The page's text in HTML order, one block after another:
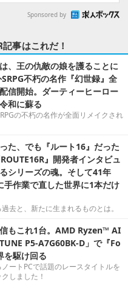
Sponsored by
事はこれだ！
、王の仇敵の娘を護ることに
不朽の名作『幻世録』全
信開始。ダーティーヒーロー
和に蘇る
の不朽の名作が全面リメイクされ
た、でも『ルート16』だった
』開発者インタビュ
シリーズの魂。そして41年
手作業で直した世界に1本だけ
去と、新たに生まれるものとは。
もこれ1台。AMD Ryzen™ AI
P5-A7G60BK-D」で『Fo
駆け回る
ートPCで話題のレースタイトルを
しました！